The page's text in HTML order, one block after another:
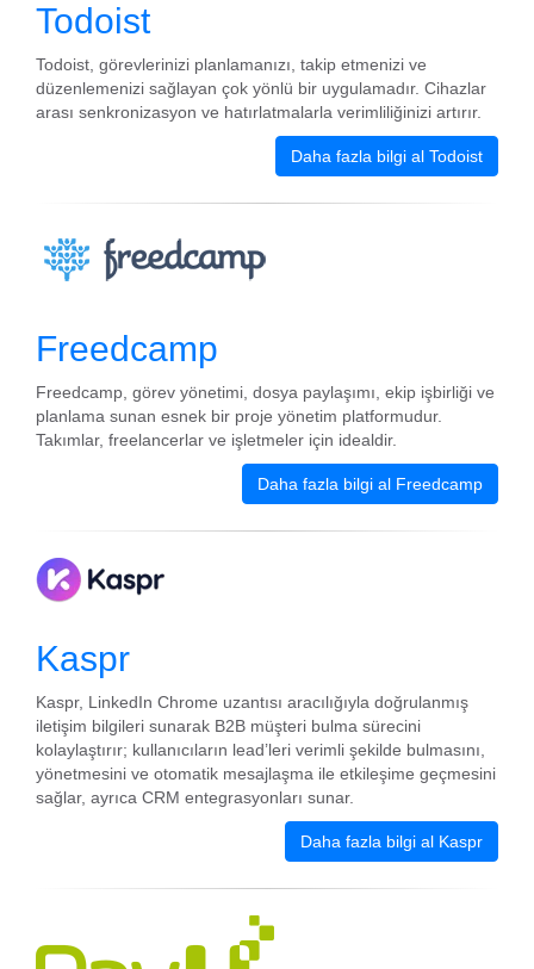
Todoist
Todoist, görevlerinizi planlamanızı, takip etmenizi ve
düzenlemenizi sağlayan çok yönlü bir uygulamadır. Cihazlar
arası senkronizasyon ve hatırlatmalarla verimliliğinizi artırır.
Daha fazla bilgi al Todoist
Freedcamp
Freedcamp, görev yönetimi, dosya paylaşımı, ekip işbirliği ve
planlama sunan esnek bir proje yönetim platformudur.
Takımlar, freelancerlar ve işletmeler için idealdir.
Daha fazla bilgi al Freedcamp
Kaspr
Kaspr, LinkedIn Chrome uzantısı aracılığıyla doğrulanmış
iletişim bilgileri sunarak B2B müşteri bulma sürecini
kolaylaştırır; kullanıcıların lead’leri verimli şekilde bulmasını,
yönetmesini ve otomatik mesajlaşma ile etkileşime geçmesini
sağlar, ayrıca CRM entegrasyonları sunar.
Daha fazla bilgi al Kaspr